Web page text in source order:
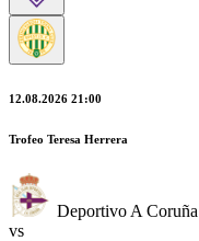
12.08.2026 21:00
Trofeo Teresa Herrera
Deportivo A Coruña
vs